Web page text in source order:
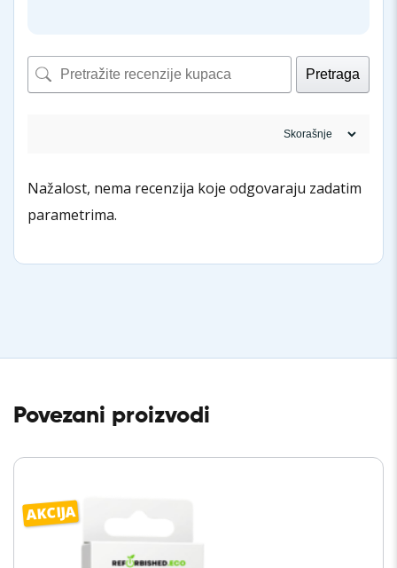
Pretraga
Nažalost, nema recenzija koje odgovaraju zadatim
parametrima.
Povezani proizvodi
AKCIJA